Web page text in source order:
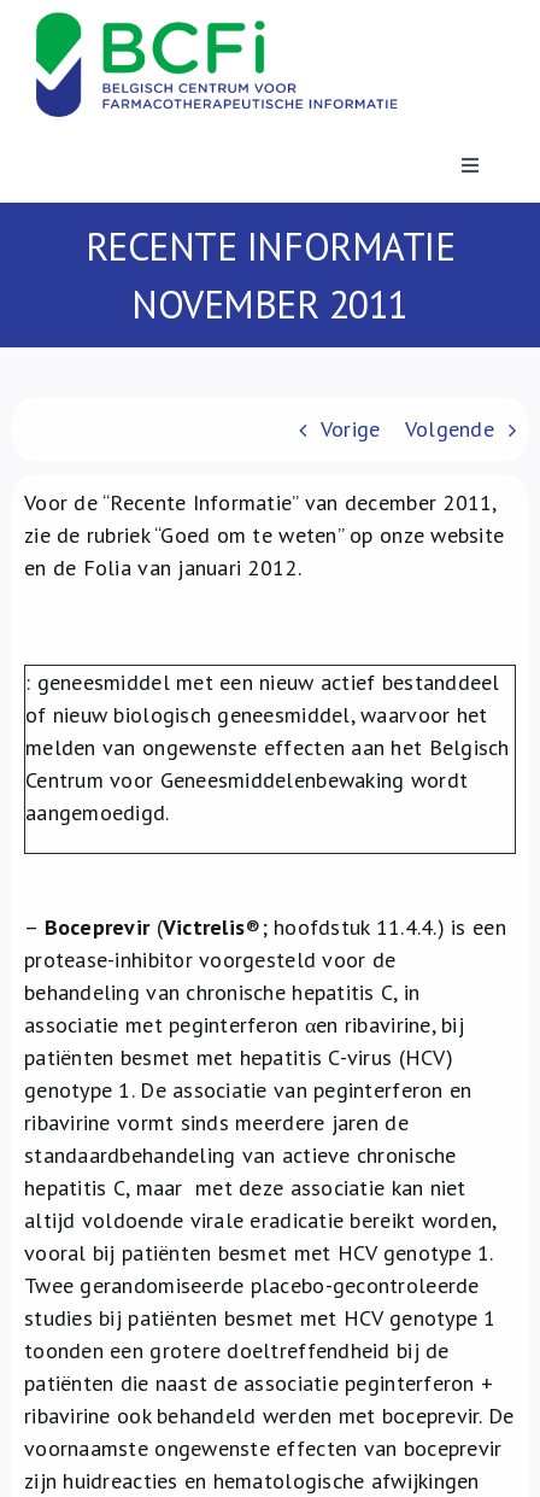
content
Toggle
Nieuws
Over ons
RECENTE INFORMATIE
NOVEMBER 2011
Vorige Volgende
Voor de “Recente Informatie” van december 2011,
zie de rubriek “Goed om te weten” op onze website
en de Folia van januari 2012.
: geneesmiddel met een nieuw actief bestanddeel
of nieuw biologisch geneesmiddel, waarvoor het
melden van ongewenste effecten aan het Belgisch
Centrum voor Geneesmiddelenbewaking wordt
aangemoedigd.
– Boceprevir(Victrelis®; hoofdstuk 11.4.4.) is een
protease-inhibitor voorgesteld voor de
behandeling van chronische hepatitis C, in
associatie met peginterferon αen ribavirine, bij
patiënten besmet met hepatitis C-virus (HCV)
genotype 1. De associatie van peginterferon en
ribavirine vormt sinds meerdere jaren de
standaardbehandeling van actieve chronische
hepatitis C, maar met deze associatie kan niet
altijd voldoende virale eradicatie bereikt worden,
vooral bij patiënten besmet met HCV genotype 1.
Twee gerandomiseerde placebo-gecontroleerde
studies bij patiënten besmet met HCV genotype 1
toonden een grotere doeltreffendheid bij de
patiënten die naast de associatie peginterferon +
ribavirine ook behandeld werden met boceprevir. De
voornaamste ongewenste effecten van boceprevir
zijn huidreacties en hematologische afwijkingen